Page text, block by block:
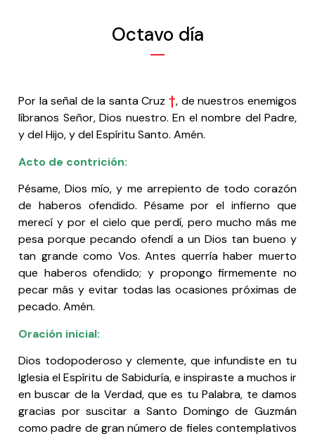
Octavo día
Por la señal de la santa Cruz †, de nuestros enemigos
líbranos Señor, Dios nuestro. En el nombre del Padre,
y del Hijo, y del Espíritu Santo. Amén.
Acto de contrición:
Pésame, Dios mío, y me arrepiento de todo corazón
de haberos ofendido. Pésame por el infierno que
merecí y por el cielo que perdí, pero mucho más me
pesa porque pecando ofendí a un Dios tan bueno y
tan grande como Vos. Antes querría haber muerto
que haberos ofendido; y propongo firmemente no
pecar más y evitar todas las ocasiones próximas de
pecado. Amén.
Oración inicial:
Dios todopoderoso y clemente, que infundiste en tu
Iglesia el Espíritu de Sabiduría, e inspiraste a muchos ir
en buscar de la Verdad, que es tu Palabra, te damos
gracias por suscitar a Santo Domingo de Guzmán
como padre de gran número de fieles contemplativos